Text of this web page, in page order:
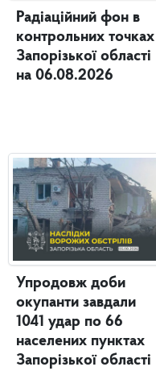
Радіаційний фон в
контрольних точках
Запорізької області
на 06.08.2026
Упродовж доби
окупанти завдали
1041 удар по 66
населених пунктах
Запорізької області